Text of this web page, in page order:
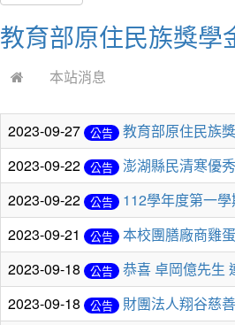
教育部原住民族獎學
本站消息
2023-09-27 公告 教育部原住民族
2023-09-22 公告 澎湖縣民清寒優
2023-09-22 公告 112學年度第一
2023-09-21 公告 本校團膳廠商雞
2023-09-18 公告
恭喜 卓岡億先生
2023-09-18
公告
財團法人翔谷慈